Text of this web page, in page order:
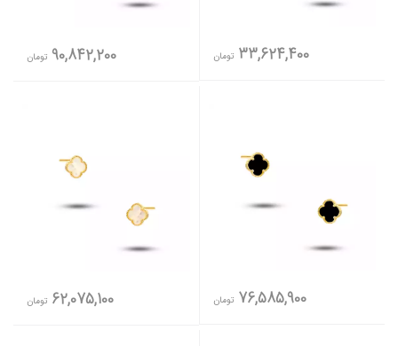
33,624,400 تومان 90,842,200 تومان
76,585,900 تومان 62,075,100 تومان